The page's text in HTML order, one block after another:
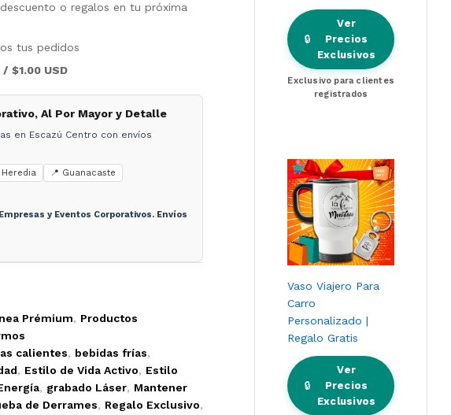
o regalos en tu próxima
tus pedidos
$1.00 USD
Al Por Mayor y Detalle
en Escazú Centro con envíos
Heredia
📍 Guanacaste
y Eventos Corporativos. Envíos
Prémium, Productos
calientes, bebidas frías,
, Estilo de Vida Activo, Estilo
, grabado Láser, Mantener
de Derrames, Regalo Exclusivo,
🔒
Ver
Precios
Exclusivos
Exclusivo para clientes
registrados
Vaso Viajero Para
Carro
Personalizado |
Regalo Gratis
🔒
Ver
Precios
Exclusivos